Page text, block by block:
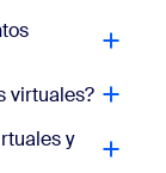
virtuales?
y